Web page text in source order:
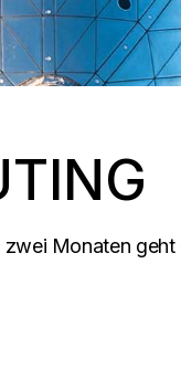
Monaten geht